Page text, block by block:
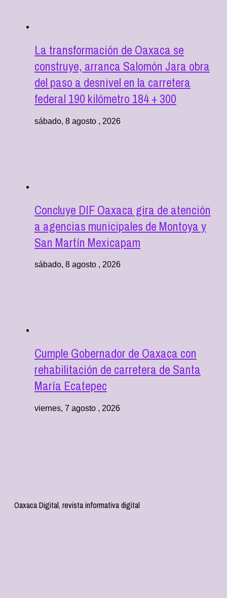
La transformación de Oaxaca se
construye, arranca Salomón Jara obra
del paso a desnivel en la carretera
federal 190 kilómetro 184 + 300
sábado, 8 agosto , 2026
Concluye DIF Oaxaca gira de atención
a agencias municipales de Montoya y
San Martín Mexicapam
sábado, 8 agosto , 2026
Cumple Gobernador de Oaxaca con
rehabilitación de carretera de Santa
María Ecatepec
viernes, 7 agosto , 2026
Oaxaca Digital, revista informativa digital